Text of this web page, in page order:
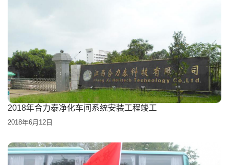
2018年合力泰净化车间系统安装工程竣工
2018年6月12日